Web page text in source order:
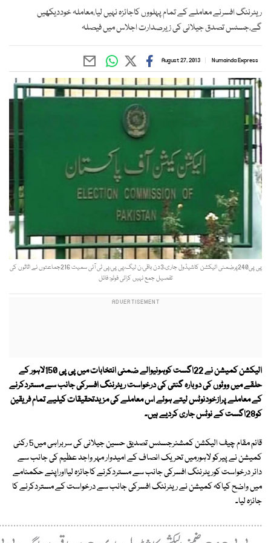
ریٹرننگ افسرنے معاملے کے تمام پہلووں کاجائزہ نہیں لیا،معاملہ خوددیکھیں
گے،جسٹس تصدق جیلانی کی زیرصدارت اجلاس میں فیصلہ
Numainda Express
August 27, 2013
پی پی240پرضمنی الیکشن کاشیڈول جاری،3دن باقی،ن لیگ،پی پی،پی ٹی آئی سمیت 216جماعتوں نے اثاثوں کی
تفصیل جمع نہیں کرائی فوٹو: فائل
الیکشن کمیشن نے 22اگست کوہونیوالے ضمنی انتخابات میں پی پی 150لاہور کے
حلقے میں ووٹوں کی دوبارہ گنتی کی درخواست ریٹرننگ افسرکی جانب سے مستردکرنے
کے معاملے پرازخودنوٹس لیتے ہوئے اس معاملے کی مزیدتحقیقات کیلیے تمام فریقین
کو28اگست کے نوٹس جاری کردیے ہیں۔
قائم مقام چیف الیکشن کمشنرجسٹس تصدیق حسین جیلانی کی سربراہی میں5 رکنی
کمیشن نے پیرکو لاہورمیں تحریک انصاف کے امیدوار مہر واجد عظیم کی جانب سے
دائر درخواست کوریٹرننگ افسرکی جانب سے مستردکرنے کاجائزہ لیااوراپنے حکمنامے
میں واضح کیاکہ کمیشن نے ریٹرننگ افسرکی جانب سے درخواست کے مستردکرنے کا
جائزہ لیا۔